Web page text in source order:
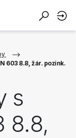
603 8.8, žár. pozink.
s
8.8,